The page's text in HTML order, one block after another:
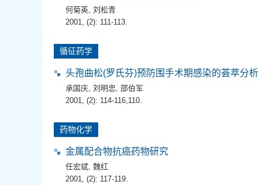
何菊英, 刘松青
2001, (2): 111-113.
循征药学
头孢曲松(罗氏芬)预防围手术期感染的荟萃分析
承国庆, 刘明忠, 邵伯军
2001, (2): 114-116,110.
药物化学
金属配合物抗癌药物研究
任宏斌, 魏红
2001, (2): 117-119.